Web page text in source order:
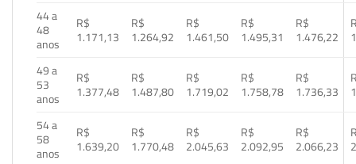
44 a
48
anos
R$
1.171,13
R$
1.264,92
R$
1.461,50
R$
1.495,31
R$
1.476,22
49 a
53
anos
R$
1.377,48
R$
1.487,80
R$
1.719,02
R$
1.758,78
R$
1.736,33
54 a
58
anos
R$
1.639,20
R$
1.770,48
R$
2.045,63
R$
2.092,95
R$
2.066,23